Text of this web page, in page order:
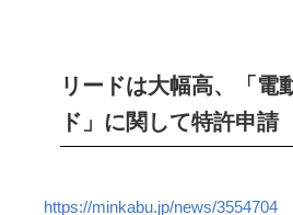
リードは大幅高、「電
ド」に関して特許申請
https://minkabu.jp/news/3554704